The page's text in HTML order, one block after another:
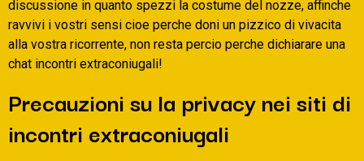
discussione in quanto spezzi la costume del nozze, affinche
ravvivi i vostri sensi cioe perche doni un pizzico di vivacita
alla vostra ricorrente, non resta percio perche dichiarare una
chat incontri extraconiugali!
Precauzioni su la privacy nei siti di
incontri extraconiugali